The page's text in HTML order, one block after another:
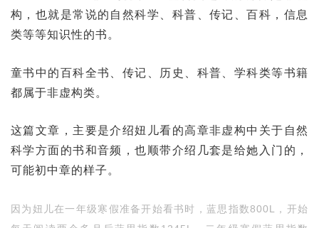
构，也就是常说的自然科学、科普、传记、百科，信息
类等等知识性的书。
童书中的百科全书、传记、历史、科普、学科类等书籍
都属于非虚构类。
这篇文章，主要是介绍妞儿看的高章非虚构中关于自然
科学方面的书和音频，也顺带介绍几套是给她入门的，
可能初中章的样子。
因为妞儿在一年级寒假准备开始看书时，蓝思指数800L，开始